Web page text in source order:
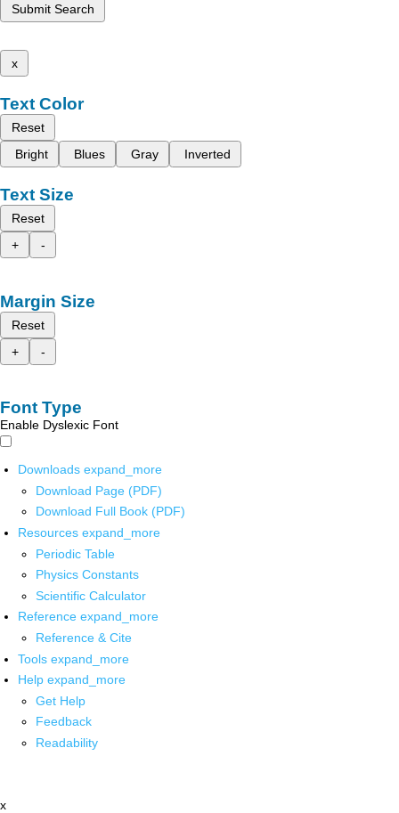
Submit Search
x
Text Color
Reset
Bright
Blues Gray Inverted
Text Size
Reset
+
-
Margin Size
Reset
+
-
Font Type
Enable Dyslexic Font
Downloads expand_more
Download Page (PDF)
Download Full Book (PDF)
Resources expand_more
Periodic Table
Physics Constants
Scientific Calculator
Reference expand_more
Reference & Cite
Tools expand_more
Help expand_more
Get Help
Feedback
Readability
x